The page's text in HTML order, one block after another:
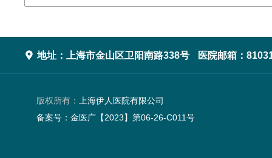
 地址：上海市金山区卫阳南路338号 医院邮箱：
版权所有：
上海伊人医院有限公司
备案号： 金医广【2023】第06-26-C011号